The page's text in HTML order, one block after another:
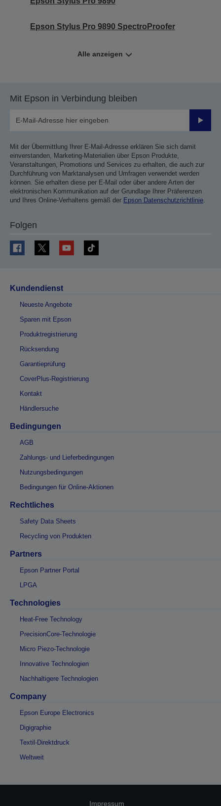
Epson Stylus Pro 9890 SpectroProofer
Alle anzeigen
Mit Epson in Verbindung bleiben
Mit der Übermittlung Ihrer E-Mail-Adresse erklären Sie sich damit
einverstanden, Marketing-Materialien über Epson Produkte,
Veranstaltungen, Promotions und Services zu erhalten, die auch zur
Durchführung von Marktanalysen und Umfragen verwendet werden
können. Sie erhalten diese per E-Mail oder über andere Arten der
elektronischen Kommunikation auf der Grundlage Ihrer Präferenzen
und Ihres Online-Verhaltens gemäß der Epson Datenschutzrichtlinie
Folgen
Kundendienst
Neueste Angebote
Sparen mit Epson
Produktregistrierung
Rücksendung
Garantieprüfung
CoverPlus-Registrierung
Kontakt
Händlersuche
Bedingungen
AGB
Zahlungs- und Lieferbedingungen
Nutzungsbedingungen
Bedingungen für Online-Aktionen
Rechtliches
Safety Data Sheets
Recycling von Produkten
Partners
Epson Partner Portal
LPGA
Technologies
Heat-Free Technology
PrecisionCore-Technologie
Micro Piezo-Technologie
Innovative Technologien
Nachhaltigere Technologien
Company
Epson Europe Electronics
Digigraphie
Textil-Direktdruck
Weltweit
Impressum